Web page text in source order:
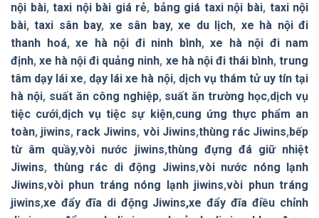
nội bài,taxi nội bài giá rẻ, bảng giá taxi nội bài, taxi nội
bài,taxi sân bay, xe sân bay,xe du lịch, xe hà nội đi
thanh hoá, xe hà nội đi ninh bình, xe hà nội đi nam
định,xe hà nội đi quảng ninh, xe hà nội đi thái bình,trung
tâm dạy lái xe, dạy lái xe hà nội, dịch vụ thám tử uy tín tại
hà nội, suất ăn công nghiệp, suất ăn trường học,dịch vụ
tiệc cưới,dịch vụ tiệc sự kiện,cung ứng thực phẩm an
toàn, jiwins, rack Jiwins, vòi Jiwins,thùng rác Jiwins,bếp
từ âm quầy,vòi nước jiwins,thùng đựng đá giữ nhiệt
Jiwins, thùng rác di động Jiwins,vòi nước nóng lạnh
Jiwins,vòi phun tráng nóng lạnh jiwins,vòi phun tráng
jiwins,xe đẩy đĩa di động Jiwins,xe đẩy đĩa điều chỉnh